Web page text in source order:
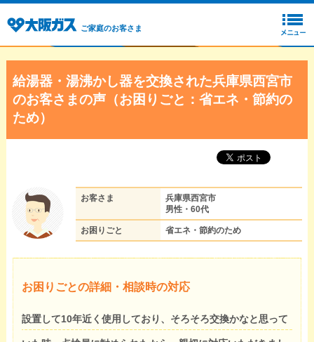
ご家庭のお客さま
給湯器・湯沸かし器を交換された兵庫県西宮市
のお客さまの声（お困りごと：省エネ・節約の
ため）
お客さま
兵庫県西宮市
男性・60代
お困りごと 省エネ・節約のため
お困りごとの詳細・相談時の対応
設置して10年近く使用しており、そろそろ交換かなと思って